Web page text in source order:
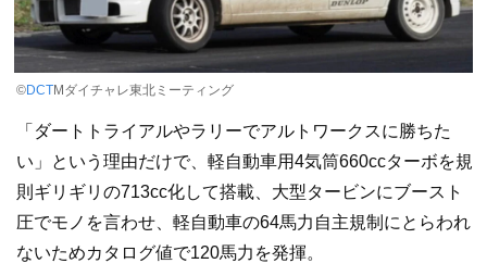
©DCTMダイチャレ東北ミーティング
「ダートトライアルやラリーでアルトワークスに勝ちた
い」という理由だけで、軽自動車用4気筒660ccターボを規
則ギリギリの713cc化して搭載、大型タービンにブースト
圧でモノを言わせ、軽自動車の64馬力自主規制にとらわれ
ないためカタログ値で120馬力を発揮。